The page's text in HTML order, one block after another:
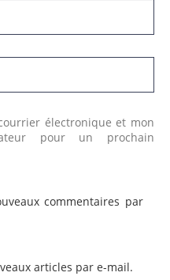
électronique et mon
pour un prochain
commentaires par
articles par e-mail.